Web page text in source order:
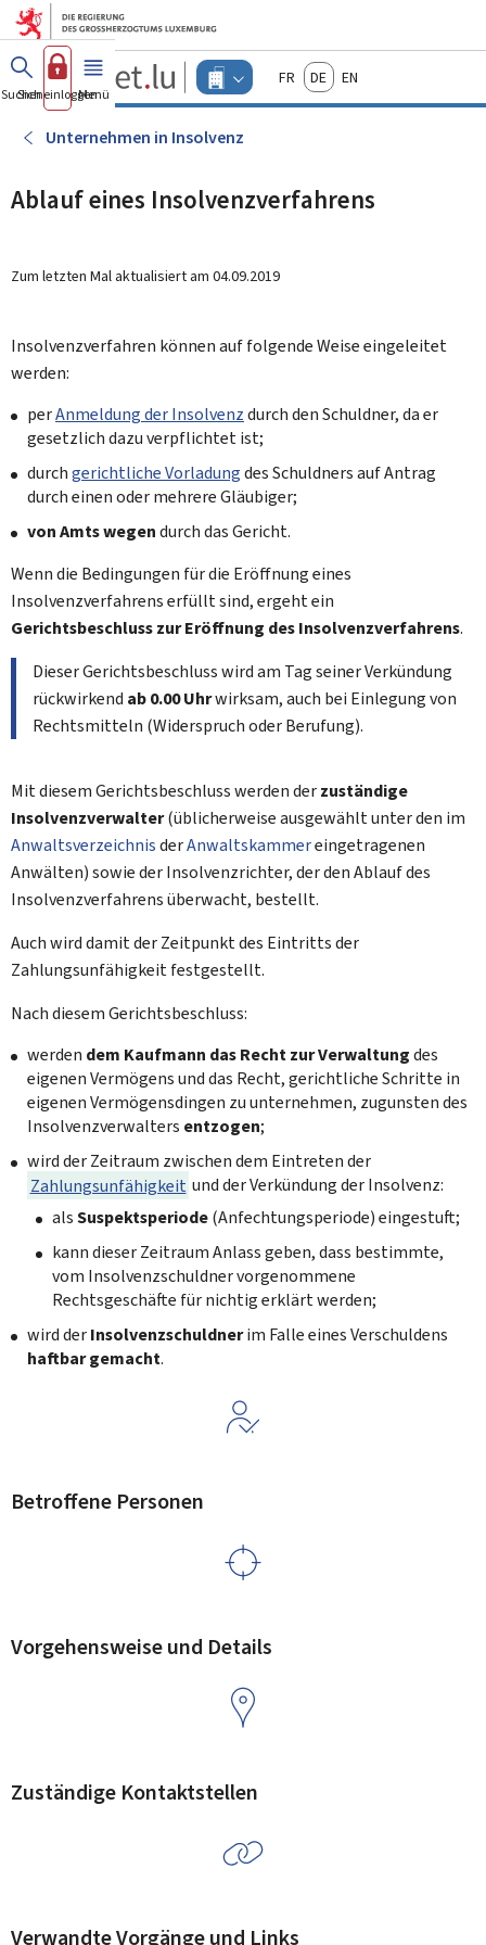
Zum Hauptmenü
Zum Inhalt
Guichet.lu
Changer
d'espace
Menu
actif
FrançaisDeutschEnglish
Suchen
Sich einloggen
Menü Haupt-
Unternehmen in Insolvenz
Ablauf eines Insolvenzverfahrens
Zum letzten Mal aktualisiert am 04.09.2019
Insolvenzverfahren können auf folgende Weise eingeleitet
werden:
perAnmeldung der Insolvenzdurch den Schuldner, da er
gesetzlich dazu verpflichtet ist;
durchgerichtliche Vorladungdes Schuldners auf Antrag
durch einen oder mehrere Gläubiger;
von Amts wegendurch das Gericht.
Wenn die Bedingungen für die Eröffnung eines
Insolvenzverfahrens erfüllt sind, ergeht ein
Gerichtsbeschluss zur Eröffnung des Insolvenzverfahrens.
Dieser Gerichtsbeschluss wird am Tag seiner Verkündung
rückwirkend ab 0.00 Uhrwirksam, auch bei Einlegung von
Rechtsmitteln (Widerspruch oder Berufung).
Mit diesem Gerichtsbeschluss werden derzuständige
Insolvenzverwalter(üblicherweise ausgewählt unter den im
AnwaltsverzeichnisderAnwaltskammereingetragenen
Anwälten) sowie der Insolvenzrichter, der den Ablauf des
Insolvenzverfahrens überwacht, bestellt.
Auch wird damit der Zeitpunkt des Eintritts der
Zahlungsunfähigkeit festgestellt.
Nach diesem Gerichtsbeschluss:
werden dem Kaufmann das Recht zur Verwaltungdes
eigenen Vermögens und das Recht, gerichtliche Schritte in
eigenen Vermögensdingen zu unternehmen, zugunsten des
Insolvenzverwalters entzogen;
wird der Zeitraum zwischen dem Eintreten der
Zahlungsunfähigkeit und der Verkündung der Insolvenz:
alsSuspektsperiode(Anfechtungsperiode) eingestuft;
kann dieser Zeitraum Anlass geben, dass bestimmte,
vom Insolvenzschuldner vorgenommene
Rechtsgeschäfte für nichtig erklärt werden;
wird derInsolvenzschuldnerim Falle eines Verschuldens
haftbar gemacht.
Betroffene Personen
Vorgehensweise und Details
Zuständige Kontaktstellen
Verwandte Vorgänge und Links